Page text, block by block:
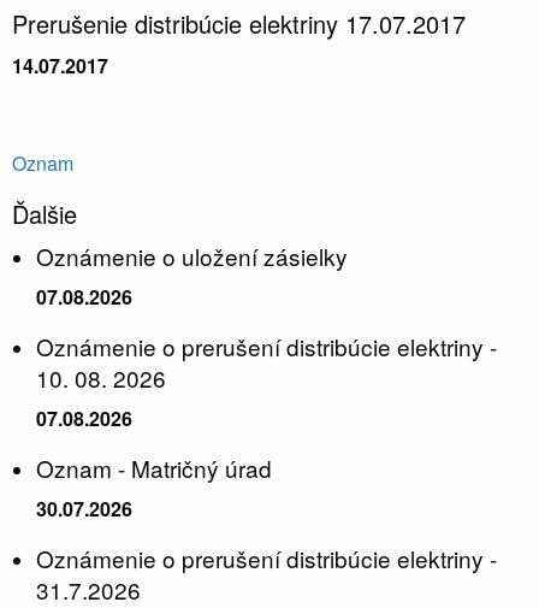
Prerušenie distribúcie elektriny 17.07.2017
14.07.2017
Oznam
Ďalšie
Oznámenie o uložení zásielky
07.08.2026
Oznámenie o prerušení distribúcie elektriny -
10. 08. 2026
07.08.2026
Oznam - Matričný úrad
30.07.2026
Oznámenie o prerušení distribúcie elektriny -
31.7.2026